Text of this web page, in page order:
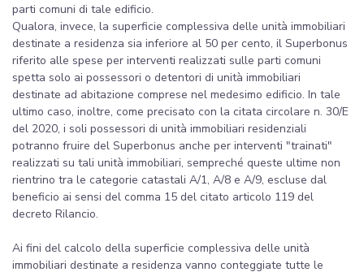
parti comuni di tale edificio.
Qualora, invece, la superficie complessiva delle unità immobiliari
destinate a residenza sia inferiore al 50 per cento, il Superbonus
riferito alle spese per interventi realizzati sulle parti comuni
spetta solo ai possessori o detentori di unità immobiliari
destinate ad abitazione comprese nel medesimo edificio. In tale
ultimo caso, inoltre, come precisato con la citata circolare n. 30/E
del 2020, i soli possessori di unità immobiliari residenziali
potranno fruire del Superbonus anche per interventi "trainati"
realizzati su tali unità immobiliari, sempreché queste ultime non
rientrino tra le categorie catastali A/1, A/8 e A/9, escluse dal
beneficio ai sensi del comma 15 del citato articolo 119 del
decreto Rilancio.
Ai fini del calcolo della superficie complessiva delle unità
immobiliari destinate a residenza vanno conteggiate tutte le